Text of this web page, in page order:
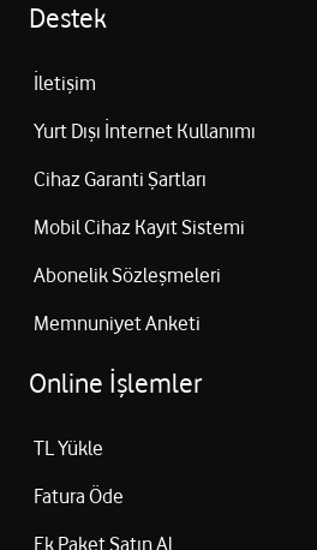
Destek
İletişim
Yurt Dışı İnternet Kullanımı
Cihaz Garanti Şartları
Mobil Cihaz Kayıt Sistemi
Abonelik Sözleşmeleri
Memnuniyet Anketi
Online İşlemler
TL Yükle
Fatura Öde
Ek Paket Satın Al